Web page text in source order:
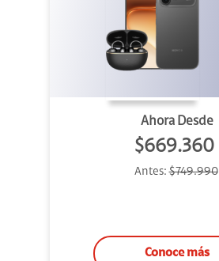
Ahora Desde
$669.360
Antes:$749.990
Conoce más